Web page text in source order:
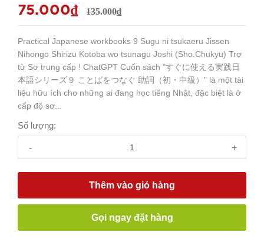
75.000₫ 135.000₫
Practical Japanese workbooks 9 Sugu ni tsukaeru Jissen
Nihongo Shirizu Kotoba wo tsunagu Joshi (Sho.Chukyu) Trợ
từ Sơ trung cấp ! ChatGPT Cuốn sách "すぐに使える実践日
本語シリーズ９ ことばをつなぐ 助詞（初・中級）" là một tài
liệu hữu ích cho những ai đang học tiếng Nhật, đặc biệt là ở
cấp độ sơ...
Số lượng:
- +
Thêm vào giỏ hàng
Gọi ngay đặt hàng